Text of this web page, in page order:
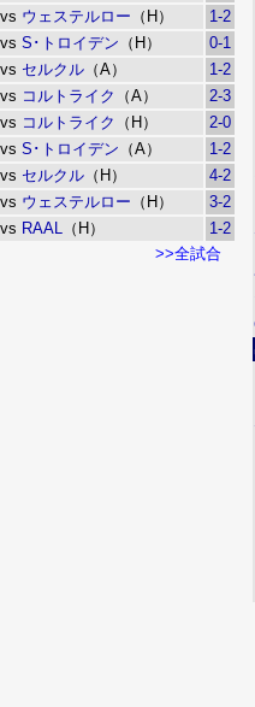
vs ウェステルロー （H）
1-2
vs S･トロイデン （H）
0-1
vs セルクル （A）
1-2
vs コルトライク （A）
2-3
vs コルトライク （H）
2-0
vs S･トロイデン （A）
1-2
vs セルクル （H）
4-2
vs ウェステルロー （H）
3-2
vs RAAL （H）
1-2
>>全試合